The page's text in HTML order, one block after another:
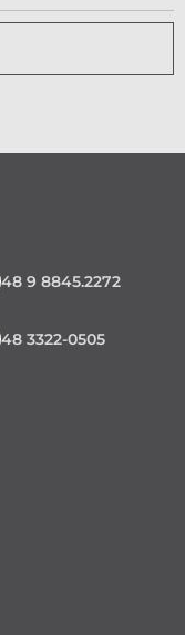
48 9 8845.2272
48 3322-0505